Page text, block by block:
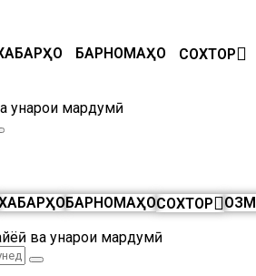
БАРНОМАҲО СОХТОР
БАРНОМАҲОСОХТОР